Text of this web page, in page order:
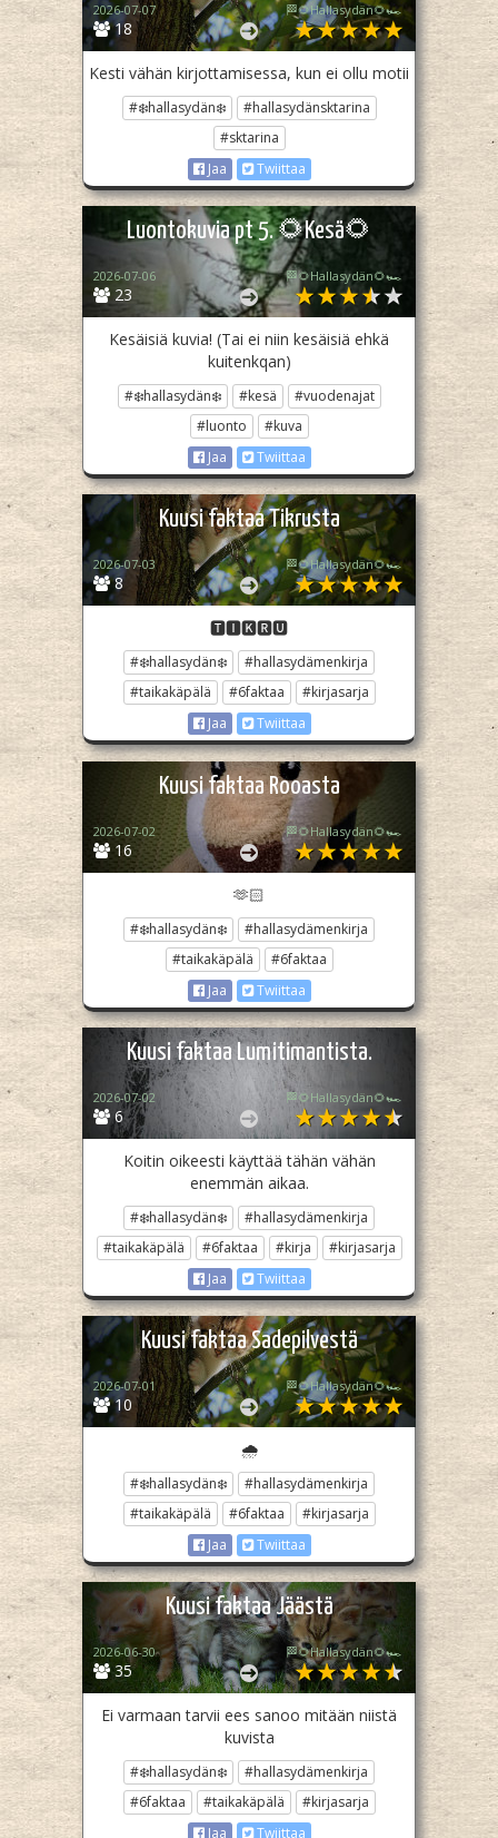
18
2026-07-07 🏁🌻Hallasydän🌻🏎️
Kesti vähän kirjottamisessa, kun ei ollu motii
#❄️hallasydän❄️
#hallasydänsktarina
#sktarina
Jaa
Twiittaa
Luontokuvia pt 5. 🌻Kesä🌻
23
2026-07-06 🏁🌻Hallasydän🌻🏎️
Kesäisiä kuvia! (Tai ei niin kesäisiä ehkä
kuitenkqan)
#❄️hallasydän❄️ #kesä
#vuodenajat
#luonto
#kuva
Jaa
Twiittaa
Kuusi faktaa Tikrusta
8
2026-07-03 🏁🌻Hallasydän🌻🏎️
🆃🅸🅺🆁🆄
#❄️hallasydän❄️
#hallasydämenkirja
#taikakäpälä
#6faktaa
#kirjasarja
Jaa
Twiittaa
Kuusi faktaa Rooasta
16
2026-07-02 🏁🌻Hallasydän🌻🏎️
🫶🏻
#❄️hallasydän❄️
#hallasydämenkirja
#taikakäpälä
#6faktaa
Jaa
Twiittaa
Kuusi faktaa Lumitimantista.
6
2026-07-02 🏁🌻Hallasydän🌻🏎️
Koitin oikeesti käyttää tähän vähän
enemmän aikaa.
#❄️hallasydän❄️
#hallasydämenkirja
#taikakäpälä
#6faktaa #kirja
#kirjasarja
Jaa
Twiittaa
Kuusi faktaa Sadepilvestä
10
2026-07-01 🏁🌻Hallasydän🌻🏎️
🌧️
#❄️hallasydän❄️
#hallasydämenkirja
#taikakäpälä
#6faktaa
#kirjasarja
Jaa
Twiittaa
Kuusi faktaa Jäästä
35
2026-06-30 🏁🌻Hallasydän🌻🏎️
Ei varmaan tarvii ees sanoo mitään niistä
kuvista
#❄️hallasydän❄️
#hallasydämenkirja
#6faktaa
#taikakäpälä
#kirjasarja
Jaa
Twiittaa